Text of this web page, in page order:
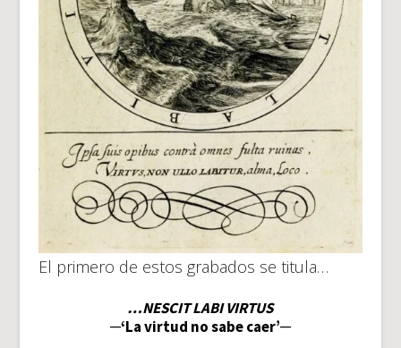
El primero de estos grabados se titula…
…NESCIT LABI VIRTUS
─‘La virtud no sabe caer’─